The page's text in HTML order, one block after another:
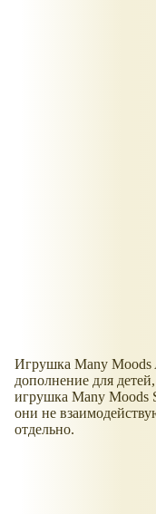
Игрушка Many Moods
дополнение для
игрушка Many Moods
они не
отдельно.